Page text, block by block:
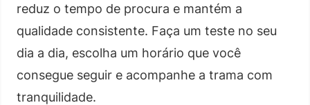
reduz o tempo de procura e mantém a
qualidade consistente. Faça um teste no seu
dia a dia, escolha um horário que você
consegue seguir e acompanhe a trama com
tranquilidade.